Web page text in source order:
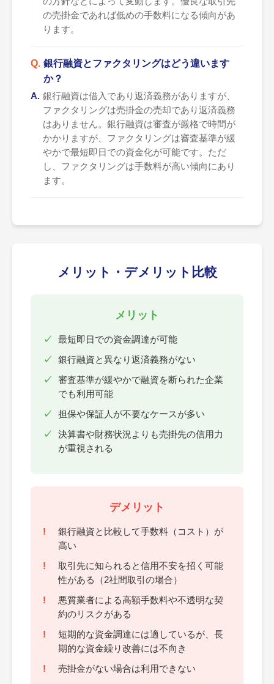
の売掛金であれば低めの手数料になる傾向があ
ります。
銀行融資とファクタリングはどう違います
か？
銀行融資は借入であり返済義務がありますが、
ファクタリングは売掛金の売却であり返済義務
はありません。銀行融資は審査が厳格で時間が
かかりますが、ファクタリングは審査基準が緩
やかで最短即日での資金化が可能です。ただ
し、ファクタリングは手数料が高い傾向にあり
ます。
メリット・デメリット比較
メリット
最短即日での資金調達が可能
銀行融資と異なり返済義務がない
審査基準が緩やかで融資を断られた企業
でも利用可能
担保や保証人が不要なケースが多い
決算書や財務状況よりも売掛先の信用力
が重視される
デメリット
銀行融資と比較して手数料（コスト）が
高い
取引先に知られると信用不安を招く可能
性がある（2社間取引の場合）
悪質業者による高額手数料や不透明な契
約のリスクがある
短期的な資金調達には適しているが、長
期的な資金繰り改善には不向き
売掛金がない場合は利用できない